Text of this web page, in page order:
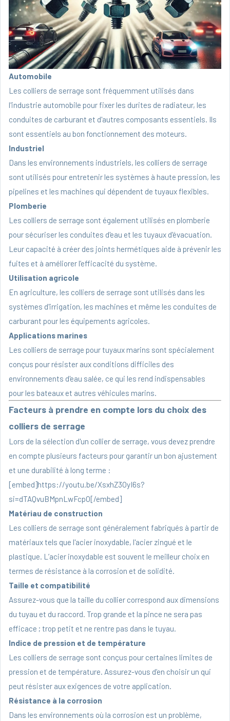
Automobile
Les colliers de serrage sont fréquemment utilisés dans
l'industrie automobile pour fixer les durites de radiateur, les
conduites de carburant et d'autres composants essentiels. Ils
sont essentiels au bon fonctionnement des moteurs.
Industriel
Dans les environnements industriels, les colliers de serrage
sont utilisés pour entretenir les systèmes à haute pression, les
pipelines et les machines qui dépendent de tuyaux flexibles.
Plomberie
Les colliers de serrage sont également utilisés en plomberie
pour sécuriser les conduites d'eau et les tuyaux d'évacuation.
Leur capacité à créer des joints hermétiques aide à prévenir les
fuites et à améliorer l’efficacité du système.
Utilisation agricole
En agriculture, les colliers de serrage sont utilisés dans les
systèmes d'irrigation, les machines et même les conduites de
carburant pour les équipements agricoles.
Applications marines
Les colliers de serrage pour tuyaux marins sont spécialement
conçus pour résister aux conditions difficiles des
environnements d'eau salée, ce qui les rend indispensables
pour les bateaux et autres véhicules marins.
Facteurs à prendre en compte lors du choix des
colliers de serrage
Lors de la sélection d'un collier de serrage, vous devez prendre
en compte plusieurs facteurs pour garantir un bon ajustement
et une durabilité à long terme :
[embed]https://youtu.be/XsxhZ3OyI6s?
si=dTAQvuBMpnLwFcpO[/embed]
Matériau de construction
Les colliers de serrage sont généralement fabriqués à partir de
matériaux tels que l'acier inoxydable, l'acier zingué et le
plastique. L’acier inoxydable est souvent le meilleur choix en
termes de résistance à la corrosion et de solidité.
Taille et compatibilité
Assurez-vous que la taille du collier correspond aux dimensions
du tuyau et du raccord. Trop grande et la pince ne sera pas
efficace ; trop petit et ne rentre pas dans le tuyau.
Indice de pression et de température
Les colliers de serrage sont conçus pour certaines limites de
pression et de température. Assurez-vous d’en choisir un qui
peut résister aux exigences de votre application.
Résistance à la corrosion
Dans les environnements où la corrosion est un problème,